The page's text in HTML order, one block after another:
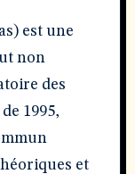
est une
non
des
1995,
et